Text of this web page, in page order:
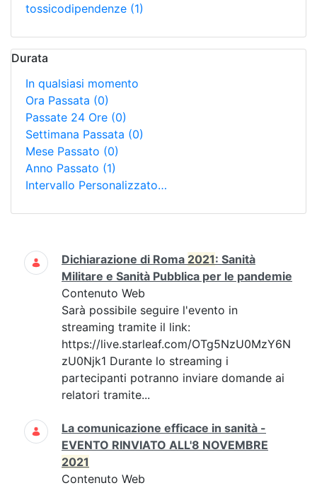
tossicodipendenze (1)
Durata
In qualsiasi momento
Ora Passata (0)
Passate 24 Ore (0)
Settimana Passata (0)
Mese Passato (0)
Anno Passato (1)
Intervallo Personalizzato…
Ricerca
Dichiarazione di Roma 2021: Sanità
Militare e Sanità Pubblica per le pandemie
Contenuto Web
Sarà possibile seguire l'evento in
streaming tramite il link:
https://live.starleaf.com/OTg5NzU0MzY6N
zU0Njk1 Durante lo streaming i
partecipanti potranno inviare domande ai
relatori tramite...
La comunicazione efficace in sanità -
EVENTO RINVIATO ALL'8 NOVEMBRE
2021
Contenuto Web